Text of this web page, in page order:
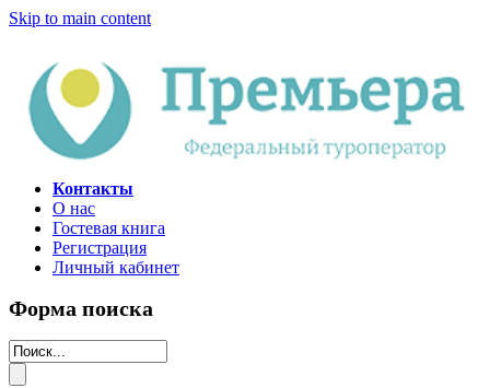
Skip to main content
Контакты
О нас
Гостевая книга
Регистрация
Личный кабинет
Форма поиска